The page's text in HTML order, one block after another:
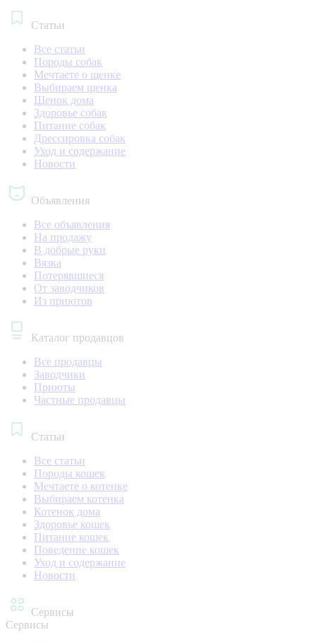
Статьи
Все статьи
Породы собак
Мечтаете о щенке
Выбираем щенка
Щенок дома
Здоровье собак
Питание собак
Дрессировка собак
Уход и содержание
Новости
Объявления
Все объявления
На продажу
В добрые руки
Вязка
Потерявшиеся
От заводчиков
Из приютов
Каталог продавцов
Все продавцы
Заводчики
Приюты
Частные продавцы
Статьи
Все статьи
Породы кошек
Мечтаете о котенке
Выбираем котенка
Котенок дома
Здоровье кошек
Питание кошек
Поведение кошек
Уход и содержание
Новости
Сервисы
Сервисы